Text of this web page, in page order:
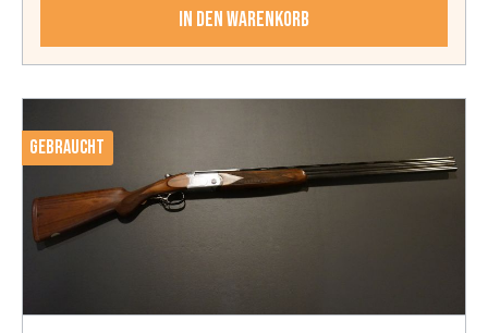
In den Warenkorb
Gebraucht